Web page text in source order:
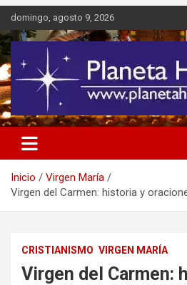
Saltar
contenido
domingo, agosto 9, 2026
Planeta Holístico
Difusión de espiritualidad, terapias
talleres y seminarios
Inicio
Virgen María
Virgen del Carmen: historia y
CRISTIANISMO VIRGEN MARÍA
Virgen del Carmen: